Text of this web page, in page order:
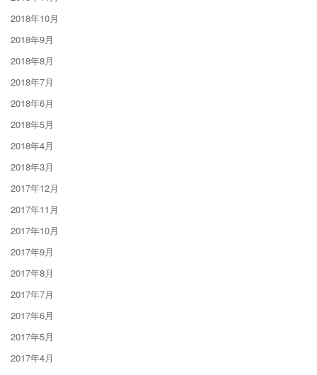
2018年10月
2018年9月
2018年8月
2018年7月
2018年6月
2018年5月
2018年4月
2018年3月
2017年12月
2017年11月
2017年10月
2017年9月
2017年8月
2017年7月
2017年6月
2017年5月
2017年4月